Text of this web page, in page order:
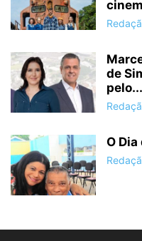
de
pelo...
O Dia